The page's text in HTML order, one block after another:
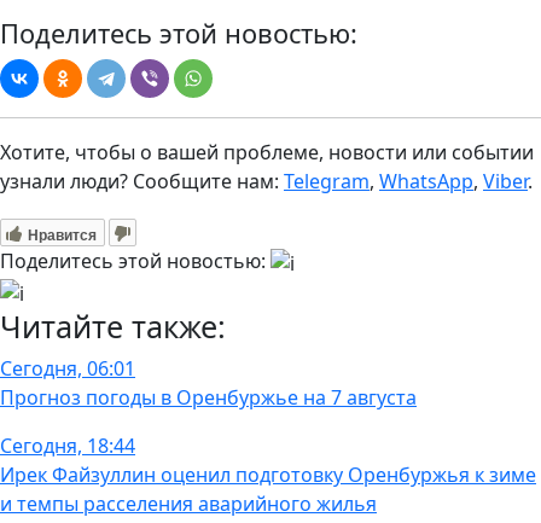
Поделитесь этой новостью:
Хотите, чтобы о вашей проблеме, новости или событии
узнали люди? Сообщите нам: Telegram, WhatsApp, Viber.
Нравится
Поделитесь этой новостью:
Читайте также:
Сегодня, 06:01
Прогноз погоды в Оренбуржье на 7 августа
Сегодня, 18:44
Ирек Файзуллин оценил подготовку Оренбуржья к зиме
и темпы расселения аварийного жилья